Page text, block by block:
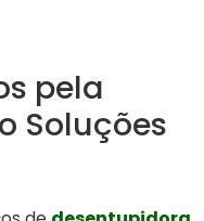
pela
Soluções